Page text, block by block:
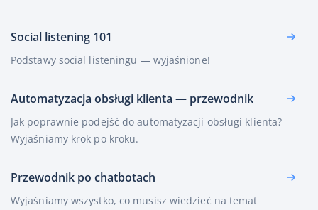
Social listening 101
Podstawy social listeningu — wyjaśnione!
Automatyzacja obsługi klienta — przewodnik
Jak poprawnie podejść do automatyzacji obsługi klienta?
Wyjaśniamy krok po kroku.
Przewodnik po chatbotach
Wyjaśniamy wszystko, co musisz wiedzieć na temat